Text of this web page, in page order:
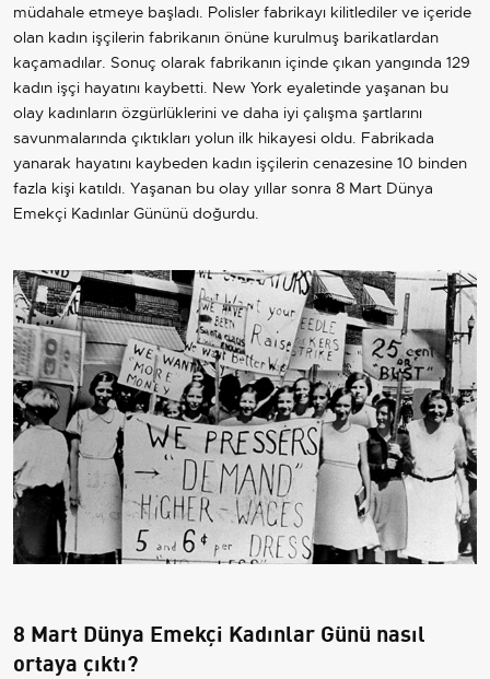
müdahale etmeye başladı. Polisler fabrikayı kilitlediler ve içeride
olan kadın işçilerin fabrikanın önüne kurulmuş barikatlardan
kaçamadılar. Sonuç olarak fabrikanın içinde çıkan yangında 129
kadın işçi hayatını kaybetti. New York eyaletinde yaşanan bu
olay kadınların özgürlüklerini ve daha iyi çalışma şartlarını
savunmalarında çıktıkları yolun ilk hikayesi oldu. Fabrikada
yanarak hayatını kaybeden kadın işçilerin cenazesine 10 binden
fazla kişi katıldı. Yaşanan bu olay yıllar sonra 8 Mart Dünya
Emekçi Kadınlar Gününü doğurdu.
8 Mart Dünya Emekçi Kadınlar Günü nasıl
ortaya çıktı?